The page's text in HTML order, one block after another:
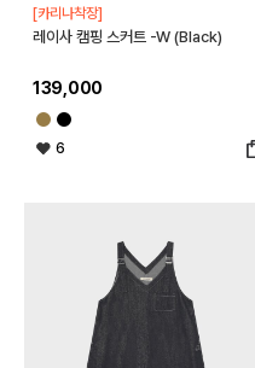
[카리나착장]
레이사 캠핑 스커트 -W (Black)
139,000
6